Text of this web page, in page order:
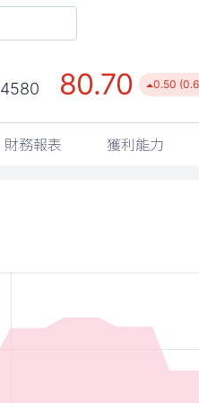
4580 80.70 0.50
財務報表 獲利能力